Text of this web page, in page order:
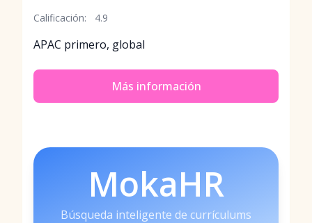
Calificación:
4.9
APAC primero, global
Más información
MokaHR
Búsqueda inteligente de currículums